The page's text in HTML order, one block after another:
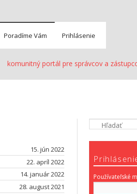
Poradíme Vám Prihlásenie
komunitný portál pre správcov a
15. jún 2022
22. apríl 2022
14. január 2022
28. august 2021
Používateľské